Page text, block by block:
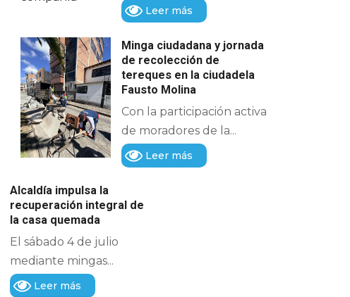
Leer más
Minga ciudadana y jornada
de recolección de
tereques en la ciudadela
Fausto Molina
Con la participación activa
de moradores de la...
Leer más
Alcaldía impulsa la
recuperación integral de
la casa quemada
El sábado 4 de julio
mediante mingas...
Leer más